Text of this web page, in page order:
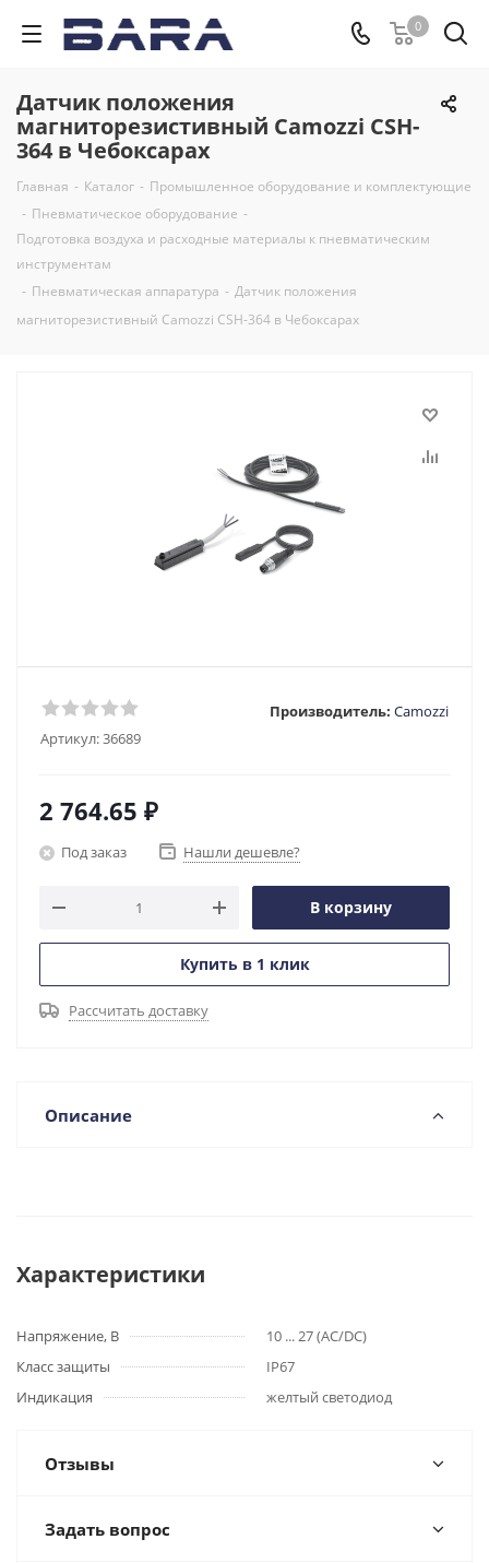
0
Датчик положения
магниторезистивный Camozzi CSH-
364 в Чебоксарах
Главная - Каталог - Промышленное оборудование и комплектующие
- Пневматическое оборудование -
Подготовка воздуха и расходные материалы к пневматическим
инструментам
- Пневматическая аппаратура - Датчик положения
магниторезистивный Camozzi CSH-364 в Чебоксарах
Артикул:36689
Производитель: Camozzi
2 764.65 ₽
Под заказ Нашли дешевле?
В корзину
Купить в 1 клик
Рассчитать доставку
Описание
Характеристики
Напряжение, В
10 ... 27 (AC/DC)
Класс защиты
IP67
Индикация
желтый светодиод
Отзывы
Задать вопрос